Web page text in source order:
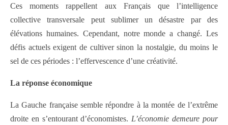
Ces moments rappellent aux Français que l’intelligence
collective transversale peut sublimer un désastre par des
élévations humaines. Cependant, notre monde a changé. Les
défis actuels exigent de cultiver sinon la nostalgie, du moins le
sel de ces périodes : l’effervescence d’une créativité.
La réponse économique
La Gauche française semble répondre à la montée de l’extrême
droite en s’entourant d’économistes. L’économie demeure pour